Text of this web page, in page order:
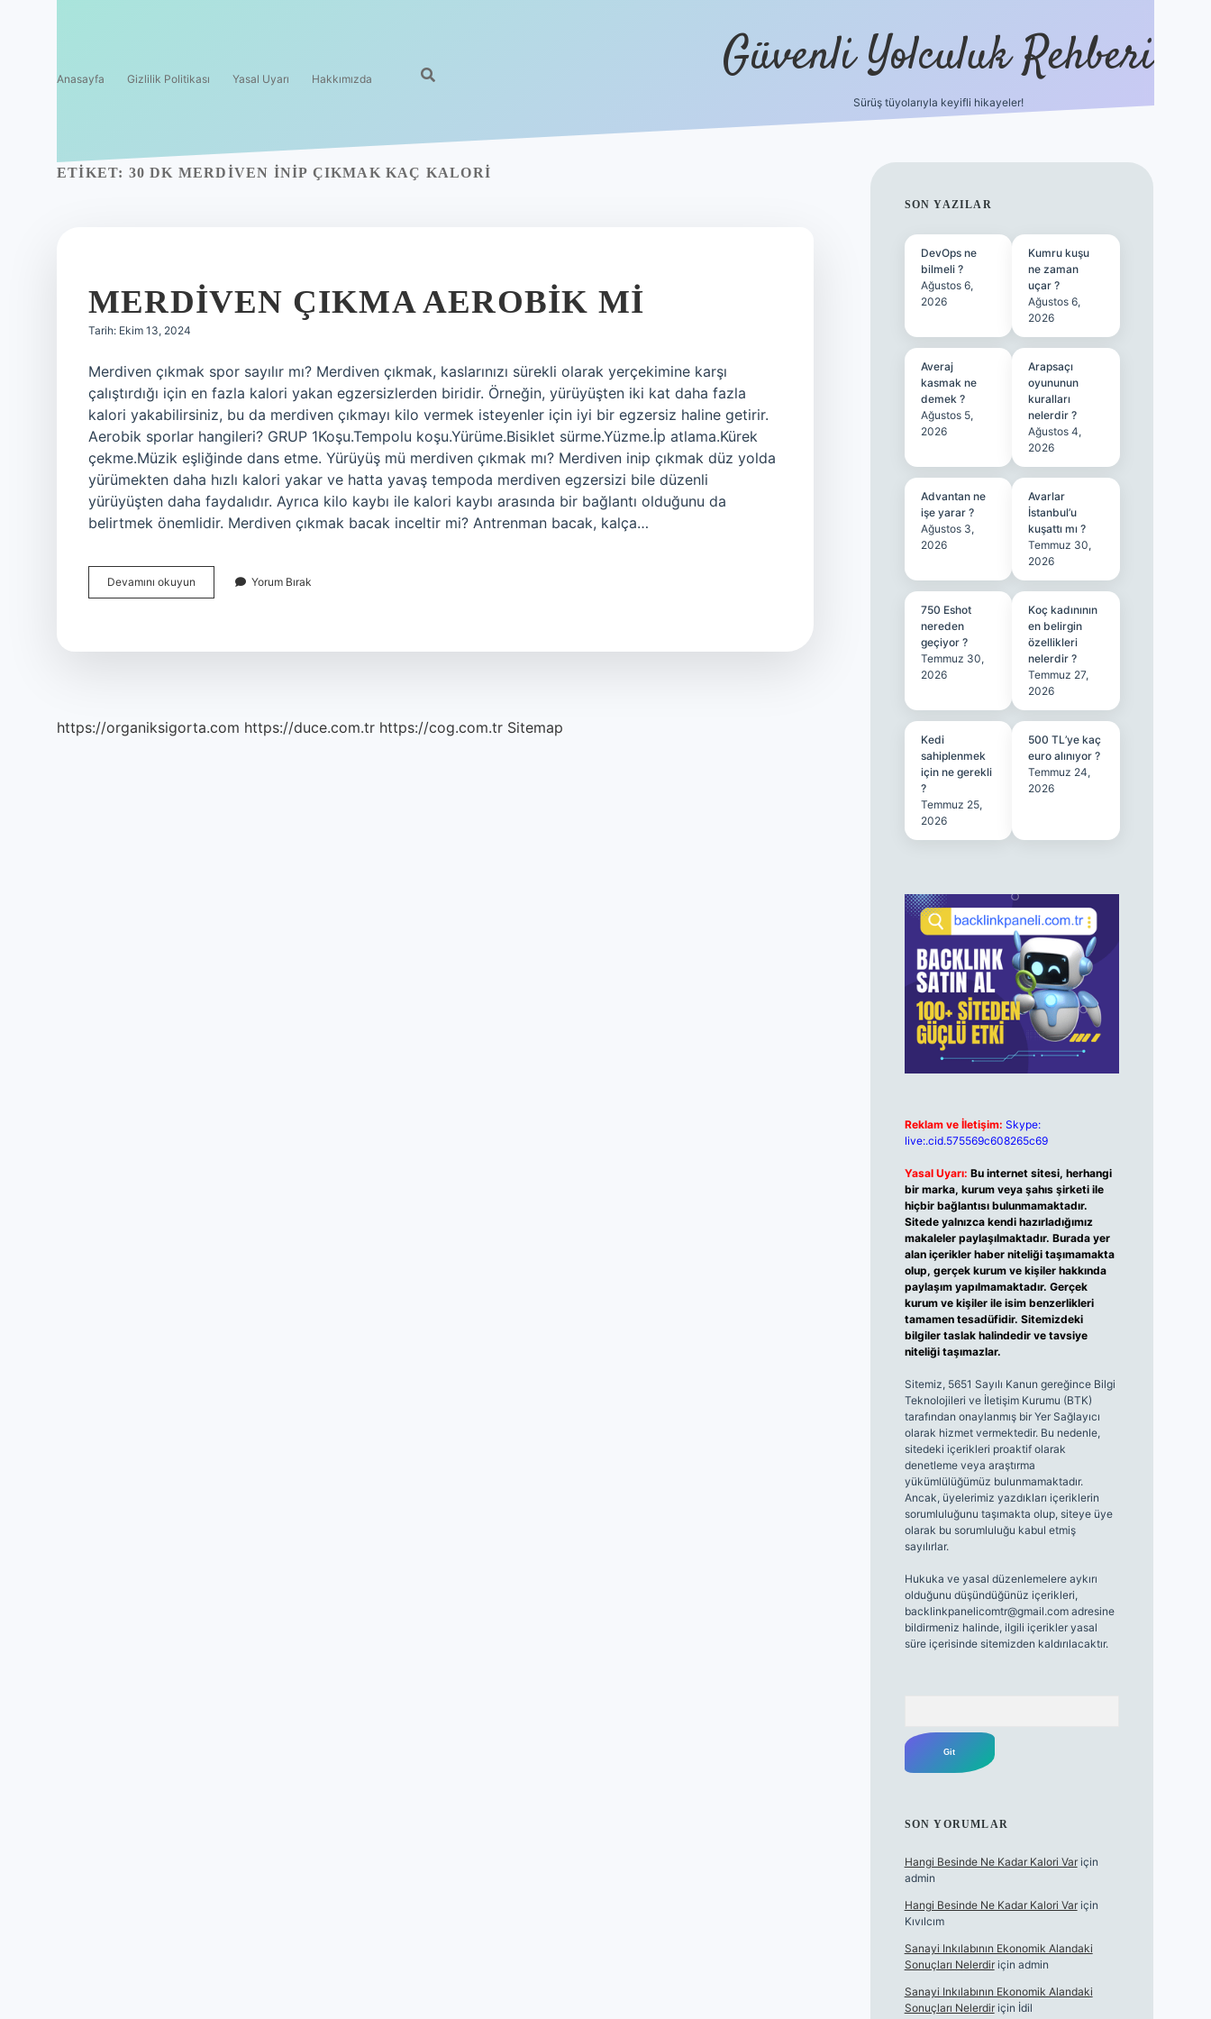
Anasayfa Gizlilik Politikası Yasal Uyarı Hakkımızda Güvenli Yolculuk Rehberi
Sürüş tüyolarıyla keyifli hikayeler!
ETIKET: 30 DK MERDIVEN INIP ÇIKMAK KAÇ KALORI
MERDIVEN ÇIKMA AEROBIK MI
Tarih: Ekim 13, 2024
Merdiven çıkmak spor sayılır mı? Merdiven çıkmak, kaslarınızı sürekli olarak yerçekimine karşı
çalıştırdığı için en fazla kalori yakan egzersizlerden biridir. Örneğin, yürüyüşten iki kat daha fazla
kalori yakabilirsiniz, bu da merdiven çıkmayı kilo vermek isteyenler için iyi bir egzersiz haline getirir.
Aerobik sporlar hangileri? GRUP 1Koşu.Tempolu koşu.Yürüme.Bisiklet sürme.Yüzme.İp atlama.Kürek
çekme.Müzik eşliğinde dans etme. Yürüyüş mü merdiven çıkmak mı? Merdiven inip çıkmak düz yolda
yürümekten daha hızlı kalori yakar ve hatta yavaş tempoda merdiven egzersizi bile düzenli
yürüyüşten daha faydalıdır. Ayrıca kilo kaybı ile kalori kaybı arasında bir bağlantı olduğunu da
belirtmek önemlidir. Merdiven çıkmak bacak inceltir mi? Antrenman bacak, kalça…
Devamını okuyun Merdiven
Çıkma
Yorum Bırak
https://organiksigorta.com https://duce.com.tr https://cog.com.tr Sitemap
SIDEBAR
SON YAZILAR
DevOps ne
bilmeli ?
Ağustos 6,
2026
Kumru kuşu
ne zaman
uçar ?
Ağustos 6,
2026
Averaj
kasmak ne
demek ?
Ağustos 5,
2026
Arapsaçı
oyununun
kuralları
nelerdir ?
Ağustos 4,
2026
Advantan ne
işe yarar ?
Ağustos 3,
2026
Avarlar
İstanbul’u
kuşattı mı ?
Temmuz 30,
2026
750 Eshot
nereden
geçiyor ?
Temmuz 30,
2026
Koç kadınının
en belirgin
özellikleri
nelerdir ?
Temmuz 27,
2026
Kedi
sahiplenmek
için ne gerekli
?
Temmuz 25,
2026
500 TL’ye kaç
euro alınıyor ?
Temmuz 24,
2026
Reklam ve İletişim: Skype:
live:.cid.575569c608265c69
Yasal Uyarı: Bu internet sitesi, herhangi
bir marka, kurum veya şahıs şirketi ile
hiçbir bağlantısı bulunmamaktadır.
Sitede yalnızca kendi hazırladığımız
makaleler paylaşılmaktadır. Burada yer
alan içerikler haber niteliği taşımamakta
olup, gerçek kurum ve kişiler hakkında
paylaşım yapılmamaktadır. Gerçek
kurum ve kişiler ile isim benzerlikleri
tamamen tesadüfidir. Sitemizdeki
bilgiler taslak halindedir ve tavsiye
niteliği taşımazlar.
Sitemiz, 5651 Sayılı Kanun gereğince Bilgi
Teknolojileri ve İletişim Kurumu (BTK)
tarafından onaylanmış bir Yer Sağlayıcı
olarak hizmet vermektedir. Bu nedenle,
sitedeki içerikleri proaktif olarak
denetleme veya araştırma
yükümlülüğümüz bulunmamaktadır.
Ancak, üyelerimiz yazdıkları içeriklerin
sorumluluğunu taşımakta olup, siteye üye
olarak bu sorumluluğu kabul etmiş
sayılırlar.
Hukuka ve yasal düzenlemelere aykırı
olduğunu düşündüğünüz içerikleri,
backlinkpanelicomtr@gmail.comadresine
bildirmeniz halinde, ilgili içerikler yasal
süre içerisinde sitemizden kaldırılacaktır.
SON YORUMLAR
Hangi Besinde Ne Kadar Kalori Variçin
admin
Hangi Besinde Ne Kadar Kalori Variçin
Kıvılcım
Sanayi Inkılabının Ekonomik Alandaki
Sonuçları Nelerdiriçin admin
Sanayi Inkılabının Ekonomik Alandaki
Sonuçları Nelerdiriçin İdil
grandoperabet